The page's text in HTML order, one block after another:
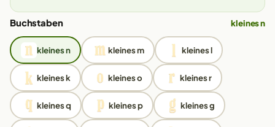
Buchstaben kleines n
kleines n kleines m kleines l
kleines k kleines o kleines r
kleines q kleines p kleines g